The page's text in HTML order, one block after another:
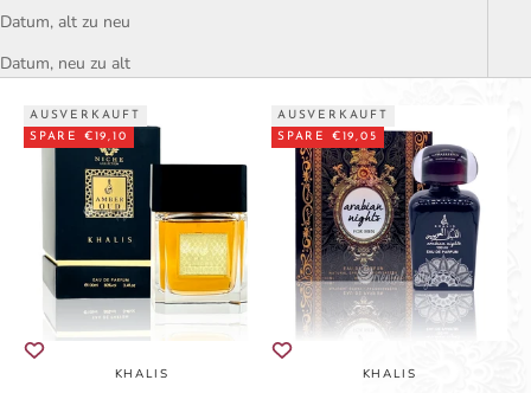
Datum, alt zu neu
Datum, neu zu alt
AUSVERKAUFT
SPARE €19,10
KHALIS
AUSVERKAUFT
SPARE €19,05
KHALIS